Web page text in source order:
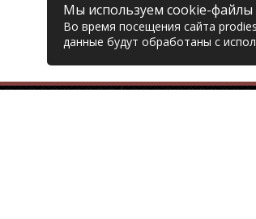
Мы используем cookie-файлы
Во время посещения сайта
данные будут обработаны с